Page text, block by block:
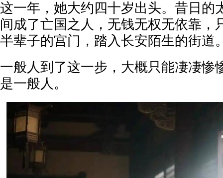
这一年，她大约四十岁出头。昔日的
间成了亡国之人，无钱无权无依靠，
半辈子的宫门，踏入长安陌生的街道
一般人到了这一步，大概只能凄凄惨
是一般人。